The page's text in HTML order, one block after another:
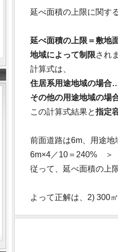
延べ面積の上限に関す
延べ面積の上限＝敷地
地域によって制限され
計算式は、
住居系用途地域の場
その他の用途地域の場
この計算式結果と指定
前面道路は6m、用途地
6m×4／10＝240% ＞
従って、延べ面積の上
よって正解は、2) 300